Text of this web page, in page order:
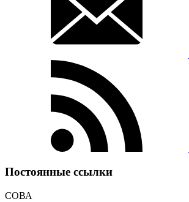
Постоянные ссылки
СОВА